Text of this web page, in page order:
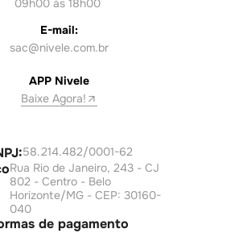
09h00 às 18h00
E-mail:
sac@nivele.com.br
APP Nivele
Baixe Agora!
58.214.482/0001-62
Rua Rio de Janeiro, 243 - CJ
802 - Centro - Belo
Horizonte/MG - CEP: 30160-
040
de pagamento